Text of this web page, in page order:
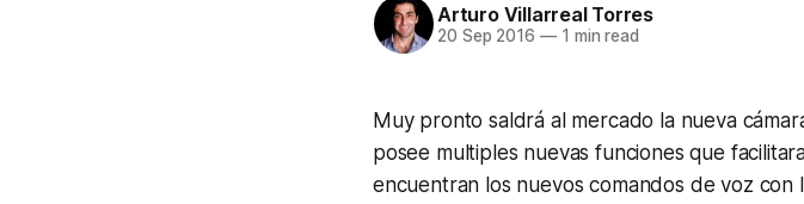
Arturo Villarreal Torres
20 Sep 2016 —1 min read
Muy pronto saldrá al mercado la nueva
posee multiples nuevas funciones que
encuentran los nuevos comandos de voz